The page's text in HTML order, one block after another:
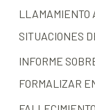
LLAMAMIENTO
SITUACIONES
INFORME
FORMALIZAR